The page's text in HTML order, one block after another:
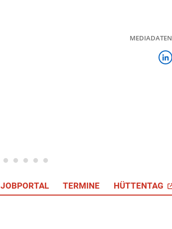
MEDIADATEN
JOBPORTAL TERMINE HÜTTENTAG